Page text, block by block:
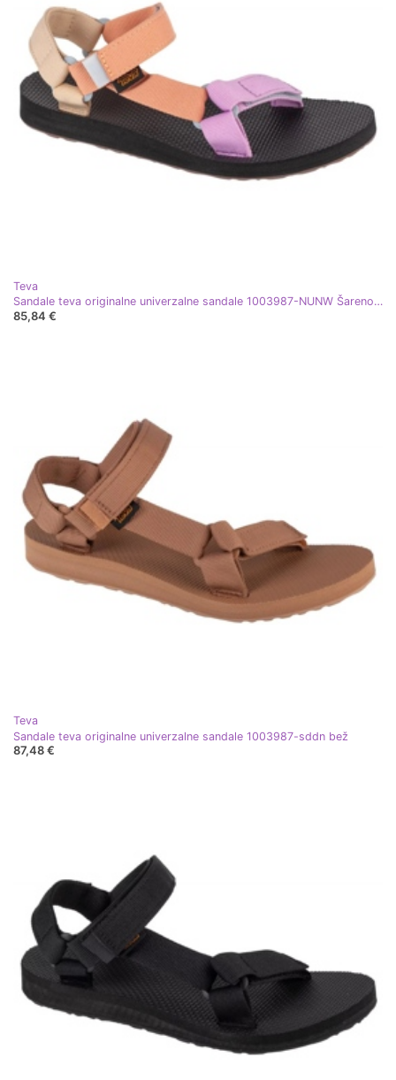
Teva
Sandale teva originalne univerzalne sandale 1003987-NUNW Šareno ljubičasta
85,84 €
Teva
Sandale teva originalne univerzalne sandale 1003987-sddn bež
87,48 €